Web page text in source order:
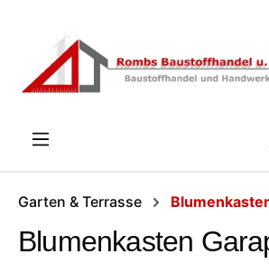
Garten & Terrasse
Blumenkasten